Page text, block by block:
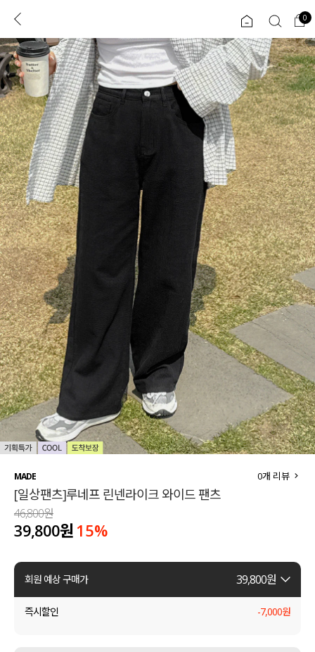
로그인 0
ENG
TW
JP
콘텐츠 리뷰 & 혜택 플러스핏 회원혜택 입
CATEGORY COMMUNITY
도착보장⚡
인플루언서 pick!
신상 5%
베스트
MADE
세트할인 ~30%
하객룩
살안타템
110사이즈
티셔츠
팬츠
셔츠
원피스
익스클루시브
아우터
티셔츠
블라우스
원피스
팬츠
스커트
언더웨어
0
MADE
[일상팬츠]루네프 린넨라이크 와이드 팬츠
0개 리뷰
46,800원
39,800원 15%
회원 예상 구매가 39,800원
즉시할인 -7,000원